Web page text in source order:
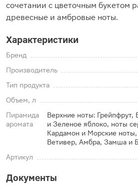
сочетании с цветочным букетом
древесные и амбровые ноты.
Характеристики
Бренд
Производитель
Тип продукта
Объем, л
Пирамида
аромата
Верхние ноты: Грейпфрут,
и Зеленое яблоко, ноты
Кардамон и Морские
Ветивер, Амбра, Замша и
Артикул
Документы